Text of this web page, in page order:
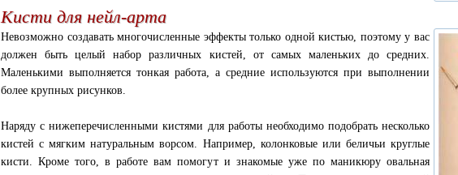
Кисти для нейл-арта
Невозможно создавать многочисленные эффекты только одной кистью, поэтому у вас
должен быть целый набор различных кистей, от самых маленьких до средних.
Маленькими выполняется тонкая работа, а средние используются при выполнении
более крупных рисунков.
Наряду с нижеперечисленными кистями для работы необходимо подобрать несколько
кистей с мягким натуральным ворсом. Например, колонковые или беличьи круглые
кисти. Кроме того, в работе вам помогут и знакомые уже по маникюру овальная